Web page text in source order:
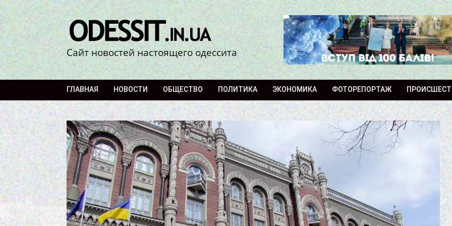
Сайт новостей настоящего одессита
ГЛАВНАЯ НОВОСТИ ОБЩЕСТВО ПОЛИТИКА ЭКОНОМИКА ФОТОРЕПОРТАЖ